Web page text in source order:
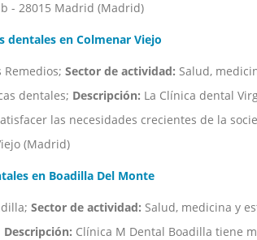
- 28015 Madrid (Madrid)
dentales en Colmenar Viejo
Remedios; Sector de actividad: Salud,
dentales; Descripción: La Clínica dental
las necesidades crecientes de la
(Madrid)
en Boadilla Del Monte
Sector de actividad: Salud, medicina y
Descripción: Clínica M Dental Boadilla tiene